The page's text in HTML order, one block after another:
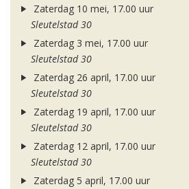
Zaterdag 10 mei, 17.00 uur
Sleutelstad 30
Zaterdag 3 mei, 17.00 uur
Sleutelstad 30
Zaterdag 26 april, 17.00 uur
Sleutelstad 30
Zaterdag 19 april, 17.00 uur
Sleutelstad 30
Zaterdag 12 april, 17.00 uur
Sleutelstad 30
Zaterdag 5 april, 17.00 uur